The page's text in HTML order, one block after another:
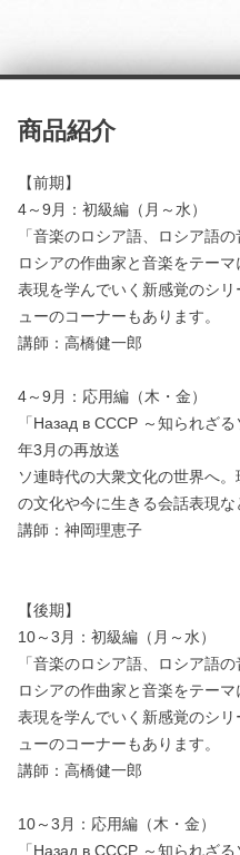
商品紹介
【前期】
4～9月：初級編（月～水）
「音楽のロシア語、ロシア語
ロシアの作曲家と音楽をテー
表現を学んでいく新感覚のシ
ューのコーナーもあります。
講師：高橋健一郎
4～9月：応用編（木・金）
「Назад в СССР ～知られざ
年3月の再放送
ソ連時代の大衆文化の世界へ
の文化や今に生きる会話表現な
講師：神岡理恵子
【後期】
10～3月：初級編（月～水）
「音楽のロシア語、ロシア語
ロシアの作曲家と音楽をテー
表現を学んでいく新感覚のシ
ューのコーナーもあります。
講師：高橋健一郎
10～3月：応用編（木・金）
「Назад в СССР ～知られざ